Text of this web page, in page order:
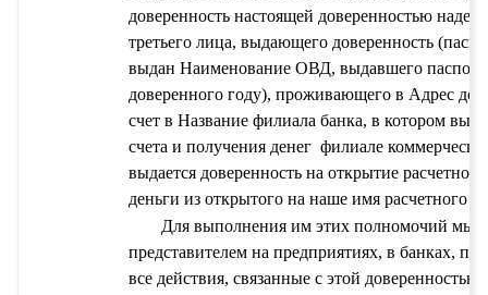
доверенность настоящей доверенностью
третьего лица, выдающего доверенность
выдан Наименование ОВД, выдавшего паспорт
доверенного году), проживающего в Адрес
счет в Название филиала банка, в котором
счета и получения денег филиале
выдается доверенность на открытие
деньги из открытого на наше имя расчетного
Для выполнения им этих полномочий мы
представителем на предприятиях, в банках,
все действия, связанные с этой доверенностью.